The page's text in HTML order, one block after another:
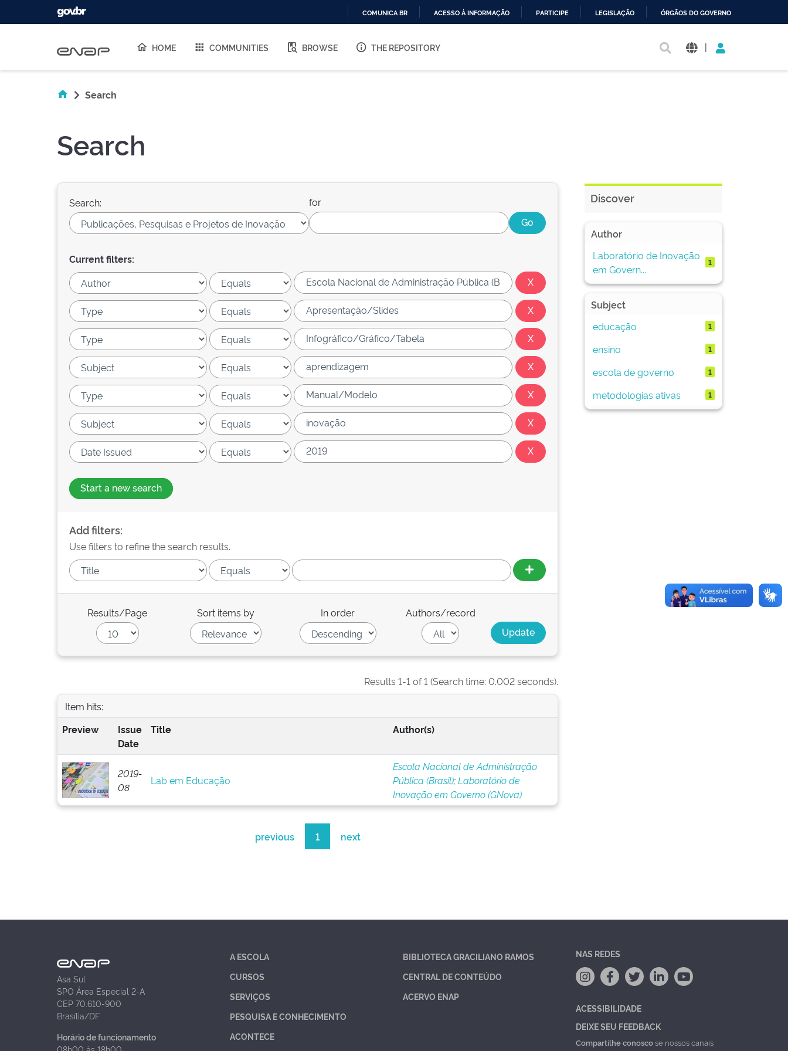
O
COMUNICA BR ACESSO À INFORMAÇÃO PARTICIPE LEGISLAÇÃO ÓRGÃOS DO GOVERNO
HOME COMMUNITIES BROWSE THE REPOSITORY |
Search
Search
Search: for
Current filters:
Start a new search
Add filters:
Use filters to refine the search results.
Results/Page Sort items by In order Authors/record
Results 1-1 of 1 (Search time: 0.002 seconds).
Item hits:
Preview
Issue
Date
Title Author(s)
2019-
08
Lab em Educação
Escola Nacional de Administração
Pública (Brasil);Laboratório de
Inovação em Governo (GNova)
previous 1 next
Discover
Author
Laboratório de Inovação
em Govern...
1
Subject
educação
1
ensino 1
escola de governo 1
metodologias ativas 1
Asa Sul
SPO Área Especial 2-A
CEP 70.610-900
Brasília/DF
Horário de funcionamento
A ESCOLA
CURSOS
SERVIÇOS
PESQUISA E CONHECIMENTO
ACONTECE
BIBLIOTECA GRACILIANO RAMOS
CENTRAL DE CONTEÚDO
ACERVO ENAP
NAS REDES
ACESSIBILIDADE
DEIXE SEU FEEDBACK
Compartilhe conoscose nossos canais